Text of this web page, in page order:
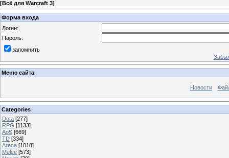
[Всё для Warcraft 3]
Форма входа
Логин:
Пароль:
запомнить
Меню сайта
Новости
Categories
Dota [277]
RPG [1133]
AoS [669]
TD [334]
Arena [1018]
Melee [573]